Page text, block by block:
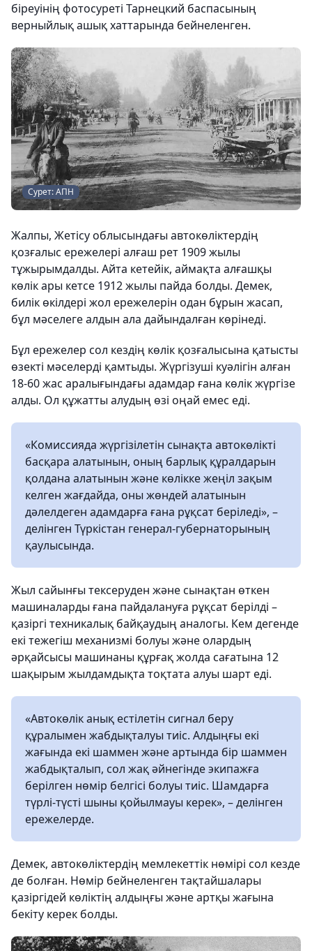
біреуінің фотосуреті Тарнецкий баспасының
верныйлық ашық хаттарында бейнеленген.
Сурет: АПН
Жалпы, Жетісу облысындағы автокөліктердің
қозғалыс ережелері алғаш рет 1909 жылы
тұжырымдалды. Айта кетейік, аймақта алғашқы
көлік ары кетсе 1912 жылы пайда болды. Демек,
билік өкілдері жол ережелерін одан бұрын жасап,
бұл мәселеге алдын ала дайындалған көрінеді.
Бұл ережелер сол кездің көлік қозғалысына қатысты
өзекті мәселерді қамтыды. Жүргізуші куәлігін алған
18-60 жас аралығындағы адамдар ғана көлік жүргізе
алды. Ол құжатты алудың өзі оңай емес еді.
«Комиссияда жүргізілетін сынақта автокөлікті
басқара алатынын, оның барлық құралдарын
қолдана алатынын және көлікке жеңіл зақым
келген жағдайда, оны жөндей алатынын
дәлелдеген адамдарға ғана рұқсат беріледі», –
делінген Түркістан генерал-губернаторының
қаулысында.
Жыл сайынғы тексеруден және сынақтан өткен
машиналарды ғана пайдалануға рұқсат берілді –
қазіргі техникалық байқаудың аналогы. Кем дегенде
екі тежегіш механизмі болуы және олардың
әрқайсысы машинаны құрғақ жолда сағатына 12
шақырым жылдамдықта тоқтата алуы шарт еді.
«Автокөлік анық естілетін сигнал беру
құралымен жабдықталуы тиіс. Алдыңғы екі
жағында екі шаммен және артында бір шаммен
жабдықталып, сол жақ әйнегінде экипажға
берілген нөмір белгісі болуы тиіс. Шамдарға
түрлі-түсті шыны қойылмауы керек», – делінген
ережелерде.
Демек, автокөліктердің мемлекеттік нөмірі сол кезде
де болған. Нөмір бейнеленген тақтайшалары
қазіргідей көліктің алдыңғы және артқы жағына
бекіту керек болды.